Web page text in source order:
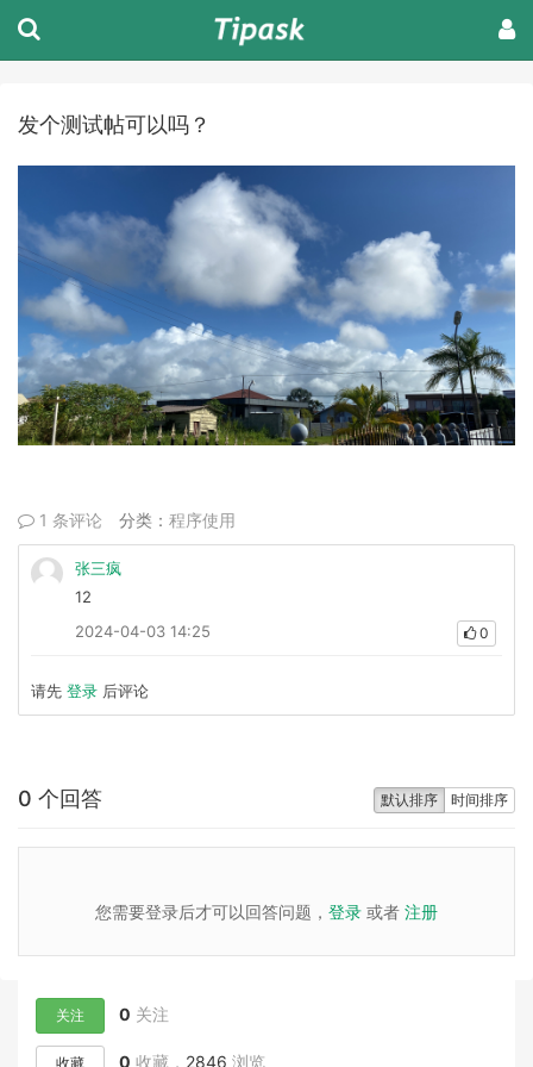
发个测试帖可以吗？
1 条评论 分类： 程序使用
张三疯
12
2024-04-03 14:25
0
请先 登录 后评论
默认排序 时间排序
0 个回答
您需要登录后才可以回答问题， 登录 或者 注册
关注 0 关注
收藏 0 收藏， 2846 浏览